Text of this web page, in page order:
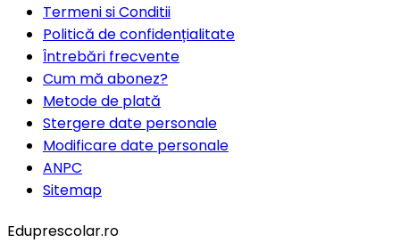
Termeni si Conditii
Politică de confidențialitate
Întrebări frecvente
Cum mă abonez?
Metode de plată
Stergere date personale
Modificare date personale
ANPC
Sitemap
Eduprescolar.ro